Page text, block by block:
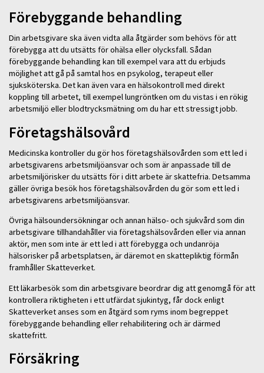
Förebyggande behandling
Din arbetsgivare ska även vidta alla åtgärder som behövs för att
förebygga att du utsätts för ohälsa eller olycksfall. Sådan
förebyggande behandling kan till exempel vara att du erbjuds
möjlighet att gå på samtal hos en psykolog, terapeut eller
sjuksköterska. Det kan även vara en hälsokontroll med direkt
koppling till arbetet, till exempel lungröntken om du vistas i en rökig
arbetsmiljö eller blodtrycksmätning om du har ett stressigt jobb.
Företagshälsovård
Medicinska kontroller du gör hos företagshälsovården som ett led i
arbetsgivarens arbetsmiljöansvar och som är anpassade till de
arbetsmiljörisker du utsätts för i ditt arbete är skattefria. Detsamma
gäller övriga besök hos företagshälsovården du gör som ett led i
arbetsgivarens arbetsmiljöansvar.
Övriga hälsoundersökningar och annan hälso- och sjukvård som din
arbetsgivare tillhandahåller via företagshälsovården eller via annan
aktör, men som inte är ett led i att förebygga och undanröja
hälsorisker på arbetsplatsen, är däremot en skattepliktig förmån
framhåller Skatteverket.
Ett läkarbesök som din arbetsgivare beordrar dig att genomgå för att
kontrollera riktigheten i ett utfärdat sjukintyg, får dock enligt
Skatteverket anses som en åtgärd som ryms inom begreppet
förebyggande behandling eller rehabilitering och är därmed
skattefritt.
Försäkring